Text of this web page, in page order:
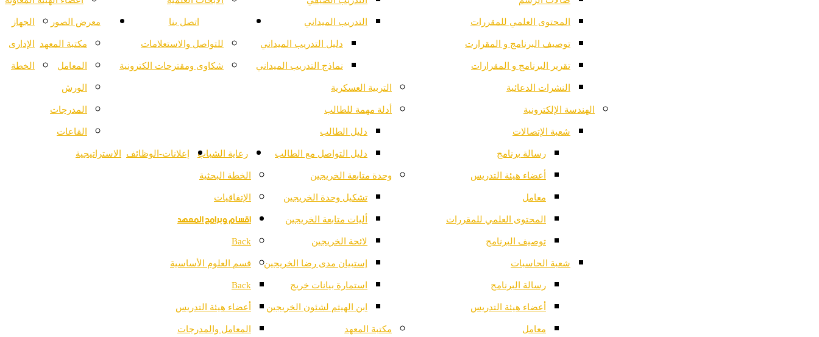
المحتوى العلمي للمقررات
توصيف البرنامج و المقرارت
تقرير البرنامج و المقرارات
النشرات الدعائية
الهندسة الإلكترونية
شعبة الإتصالات
رسالة برنامج
أعضاء هيئة التدريس
معامل
المحتوى العلمي للمقررات
توصيف البرنامج
شعبة الحاسبات
رسالة البرنامج
أعضاء هيئة التدريس
معامل
التدريب الميداني
دليل التدريب الميداني
نماذج التدريب الميداني
التربية العسكرية
أدلة مهمة للطالب
دليل الطالب
دليل التواصل مع الطالب
وحدة متابعة الخريجين
تشكيل وحدة الخريجين
أليات متابعة الخريجين
لائحة الخريجين
إستبيان مدى رضا الخريجين
استمارة بيانات خريج
ابن الهيثم لشئون الخريجين
مكتبة المعهد
اتصل بنا
للتواصل والاستعلامات
شكاوى ومقترحات الكترونية
معرض الصور
مكتبة المعهد
المعامل
الورش
المدرجات
القاعات
رعاية الشباب إعلانات-الوظائف
الجهاز
الإدارى
الخطة
الاستراتيجية
الخطة البحثية
الإتفاقيات
اقسام وبرامج المعهد
Back
قسم العلوم الأساسية
Back
أعضاء هيئة التدريس
المعامل والمدرجات